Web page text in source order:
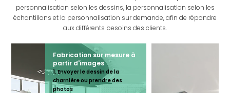
personnalisation selon les dessins, la personnalisation selon les
échantillons et la personnalisation sur demande, afin de répondre
aux différents besoins des clients.
Fabrication sur mesure à
partir d'images
1. Envoyer le dessin de la
charnière ou prendre des
photos